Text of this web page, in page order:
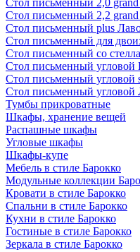
Стол письменный 2,0
Стол письменный 2,2
Стол письменный plus
Стол письменный для
Стол письменный со
Стол письменный
Стол письменный угловой
Стол письменный угловой
Тумбы прикроватные
Шкафы, хранение вещей
Распашные шкафы
Угловые шкафы
Шкафы-купе
Мебель в стиле Барокко
Модульные коллекции
Кровати в стиле Барокко
Спальни в стиле Барокко
Кухни в стиле Барокко
Гостиные в стиле Барокко
Зеркала в стиле Барокко